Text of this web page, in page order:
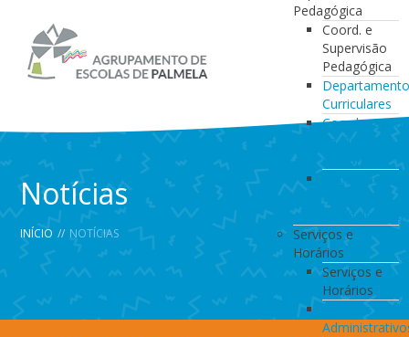
Pedagógica
Coord. e
Supervisão
Pedagógica
Curriculares
Coordenação
da Direção
de Turma
Coordenação
de
Serviços e
Horários
Serviços e
Horários
Serviços
Notícias
INÍCIO // NOTÍCIAS